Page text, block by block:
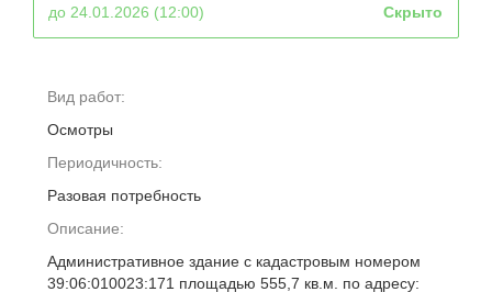
до 24.01.2026 (12:00)
Скрыто
Вид работ:
Осмотры
Периодичность:
Разовая потребность
Описание:
Административное здание с кадастровым номером
39:06:010023:171 площадью 555,7 кв.м. по адресу: